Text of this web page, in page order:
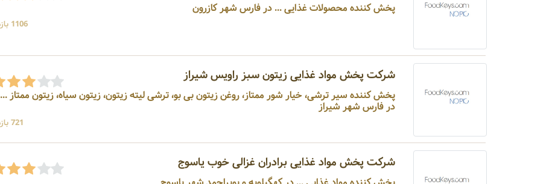
پخش کننده محصولات غذایی ... در فارس شهر کازرون
1106 بازدید
شرکت پخش مواد غذایی زیتون سبز راویس شیراز
پخش کننده سیر ترشی، خیار شور ممتاز، روغن زیتون بی بو، ترشی لیته زیتون، زیتون سیاه، زیتون ممتاز ...
در فارس شهر شیراز
721 بازدید
شرکت پخش مواد غذایی برادران غزالی خوب یاسوج